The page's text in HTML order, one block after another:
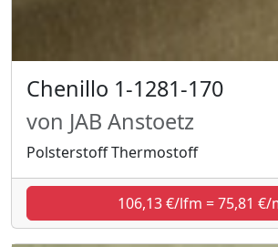
Chenillo 1-1281-170
von JAB Anstoetz
Polsterstoff Thermostoff
106,13 €/lfm = 75,81 €/